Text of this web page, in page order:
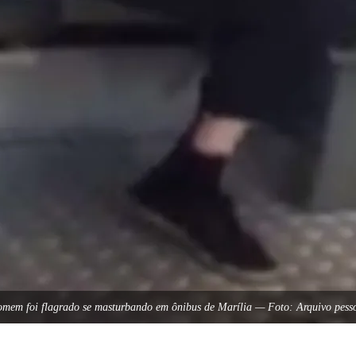
foi flagrado se masturbando em ônibus de Marília — Foto: Arquivo